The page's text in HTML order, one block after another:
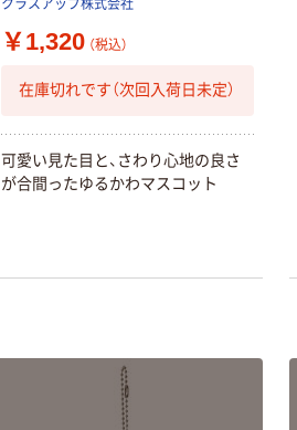
クラスアップ株式会社
￥1,320 （税込）
在庫切れです（次回入荷日未定）
可愛い見た目と、さわり心地の良さ
が合間ったゆるかわマスコット